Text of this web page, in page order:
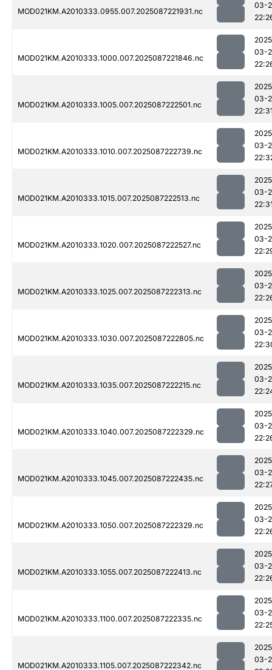
MOD021KM.A2010333.0955.007.2025087221931.nc
03-
MOD021KM.A2010333.1000.007.2025087221846.nc
03-
MOD021KM.A2010333.1005.007.2025087222501.nc
03-
MOD021KM.A2010333.1010.007.2025087222739.nc
03-
MOD021KM.A2010333.1015.007.2025087222513.nc
03-
MOD021KM.A2010333.1020.007.2025087222527.nc
03-
MOD021KM.A2010333.1025.007.2025087222313.nc
03-
MOD021KM.A2010333.1030.007.2025087222805.nc
03-
MOD021KM.A2010333.1035.007.2025087222215.nc
03-
MOD021KM.A2010333.1040.007.2025087222329.nc
03-
MOD021KM.A2010333.1045.007.2025087222435.nc
03-
MOD021KM.A2010333.1050.007.2025087222329.nc
03-
MOD021KM.A2010333.1055.007.2025087222413.nc
03-
MOD021KM.A2010333.1100.007.2025087222335.nc
03-
MOD021KM.A2010333.1105.007.2025087222342.nc
03-